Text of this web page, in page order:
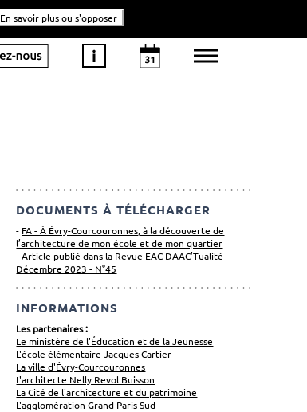
DOCUMENTS À TÉLÉCHARGER
FA - À Évry-Courcouronnes, à la découverte de
l’architecture de mon école et de mon quartier
Article publié dans la Revue EAC DAAC’Tualité -
Décembre 2023 - N°45
INFORMATIONS
Les partenaires :
Le ministère de l'Éducation et de la Jeunesse
L'école élémentaire Jacques Cartier
La ville d'Évry-Courcouronnes
L'architecte Nelly Revol Buisson
La Cité de l'architecture et du patrimoine
L'agglomération Grand Paris Sud
En savoir plus ou s'opposer